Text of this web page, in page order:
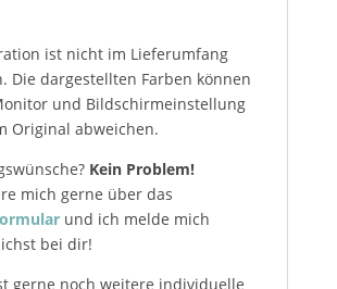
ist nicht im Lieferumfang
Die dargestellten Farben können
und Bildschirmeinstellung
Original abweichen.
Kein Problem!
mich gerne über das
und ich melde mich
bei dir!
gerne noch weitere individuelle